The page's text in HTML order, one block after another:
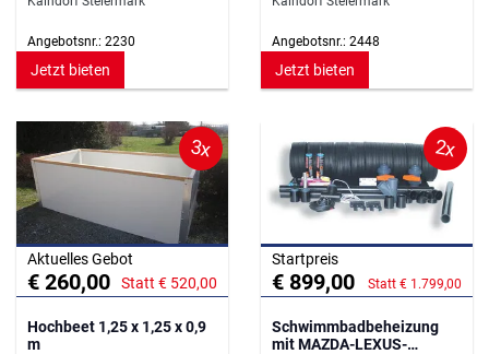
Angebotsnr.: 2230
Jetzt bieten
Angebotsnr.: 2448
Jetzt bieten
3x
Aktuelles Gebot
€ 260,00 Statt € 520,00
Hochbeet 1,25 x 1,25 x 0,9
m
2x
Startpreis
€ 899,00 Statt € 1.799,00
Schwimmbadbeheizung
mit MAZDA-LEXUS-